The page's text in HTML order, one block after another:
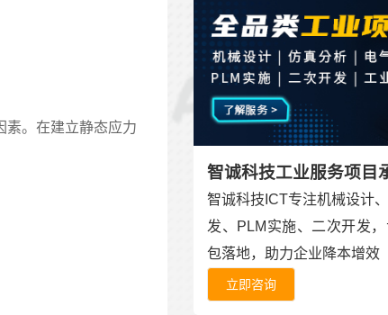
素。在建立静态应力
智诚科技工业服务项目
智诚科技ICT专注机械设计
发、PLM实施、二次开发
包落地，助力企业降本增效
立即咨询